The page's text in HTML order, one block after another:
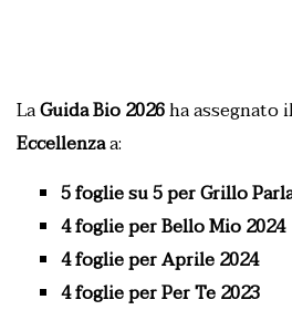
LaGuida Bio 2026ha assegnato
Eccellenzaa:
5 foglie su 5 per Grillo
4 foglie per Bello Mio 2024
4 foglie per Aprile 2024
4 foglie perPer Te 2023